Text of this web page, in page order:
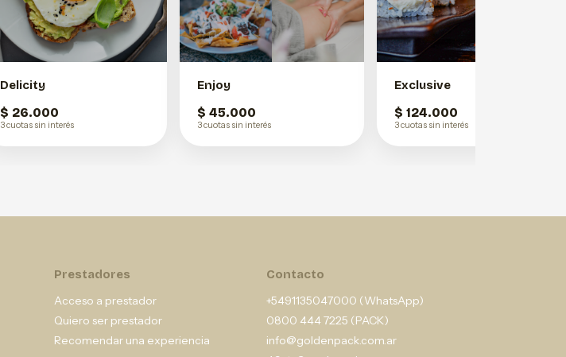
Delicity
$ 26.000
3 cuotas sin interés
Enjoy
$ 45.000
3 cuotas sin interés
Exclusive
$ 124.000
3 cuotas sin interés
Prestadores
Acceso a prestador
Quiero ser prestador
Recomendar una experiencia
Contacto
+5491135047000 (WhatsApp)
0800 444 7225 (PACK)
info@goldenpack.com.ar